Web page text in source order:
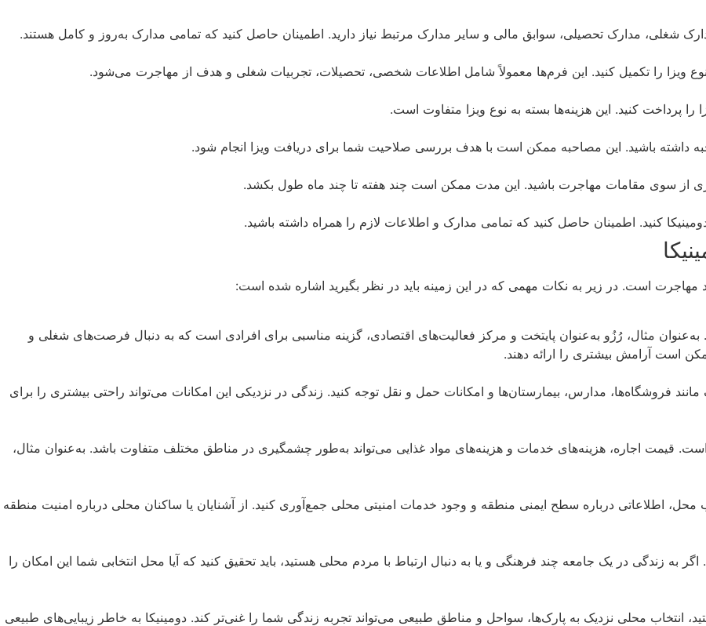
شغلی، مدارک تحصیلی، سوابق مالی و سایر مدارک مرتبط نیاز دارید. اطمینان حاصل کنید که تمامی مدارک به‌روز و کامل هستند.
ویزا را تکمیل کنید. این فرم‌ها معمولاً شامل اطلاعات شخصی، تحصیلات، تجربیات شغلی و هدف از مهاجرت می‌شود.
پرداخت کنید. این هزینه‌ها بسته به نوع ویزا متفاوت است.
داشته باشید. این مصاحبه ممکن است با هدف بررسی صلاحیت شما برای دریافت ویزا انجام شود.
از سوی مقامات مهاجرت باشید. این مدت ممکن است چند هفته تا چند ماه طول بکشد.
کنید. اطمینان حاصل کنید که تمامی مدارک و اطلاعات لازم را همراه داشته باشید.
مهاجرت است. در زیر به نکات مهمی که در این زمینه باید در نظر بگیرید اشاره شده است:
مثال، رُزُو به‌عنوان پایتخت و مرکز فعالیت‌های اقتصادی، گزینه مناسبی برای افرادی است که به دنبال فرصت‌های شغلی و
است آرامش بیشتری را ارائه دهند.
فروشگاه‌ها، مدارس، بیمارستان‌ها و امکانات حمل و نقل توجه کنید. زندگی در نزدیکی این امکانات می‌تواند راحتی بیشتری را برای
قیمت اجاره، هزینه‌های خدمات و هزینه‌های مواد غذایی می‌تواند به‌طور چشمگیری در مناطق مختلف متفاوت باشد. به‌عنوان مثال،
اطلاعاتی درباره سطح ایمنی منطقه و وجود خدمات امنیتی محلی جمع‌آوری کنید. از آشنایان یا ساکنان محلی درباره امنیت منطقه
زندگی در یک جامعه چند فرهنگی و یا به دنبال ارتباط با مردم محلی هستید، باید تحقیق کنید که آیا محل انتخابی شما این امکان را
محلی نزدیک به پارک‌ها، سواحل و مناطق طبیعی می‌تواند تجربه زندگی شما را غنی‌تر کند. دومینیکا به خاطر زیبایی‌های طبیعی